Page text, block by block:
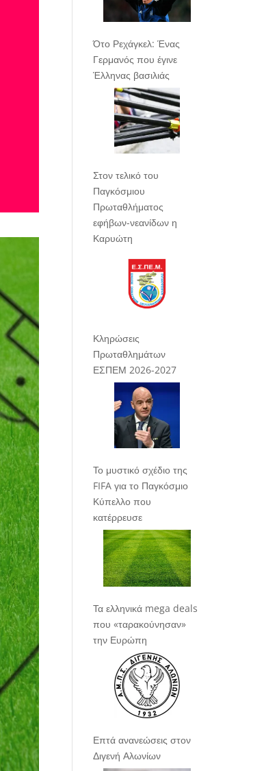
Ότο Ρεχάγκελ: Ένας
Γερμανός που έγινε
Έλληνας βασιλιάς
Στον τελικό του
Παγκόσμιου
Πρωταθλήματος
εφήβων-νεανίδων η
Καρυώτη
Κληρώσεις
Πρωταθλημάτων
ΕΣΠΕΜ 2026-2027
Το μυστικό σχέδιο της
FIFA για το Παγκόσμιο
Κύπελλο που
κατέρρευσε
Τα ελληνικά mega deals
που «ταρακούνησαν»
την Ευρώπη
Επτά ανανεώσεις στον
Διγενή Αλωνίων